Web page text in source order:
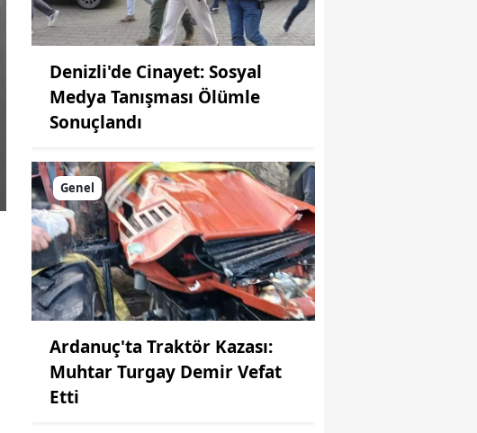
Denizli'de Cinayet: Sosyal
Medya Tanışması Ölümle
Sonuçlandı
Genel
Ardanuç'ta Traktör Kazası:
Muhtar Turgay Demir Vefat
Etti